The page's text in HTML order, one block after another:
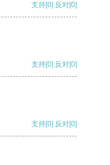
支持[0] 反对[0]
支持[0] 反对[0]
支持[0] 反对[0]